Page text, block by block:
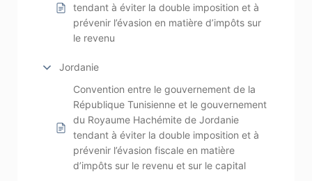
tendant à éviter la double imposition et à
prévenir l’évasion en matière d’impôts sur
le revenu
Jordanie
Convention entre le gouvernement de la
République Tunisienne et le gouvernement
du Royaume Hachémite de Jordanie
tendant à éviter la double imposition et à
prévenir l’évasion fiscale en matière
d’impôts sur le revenu et sur le capital